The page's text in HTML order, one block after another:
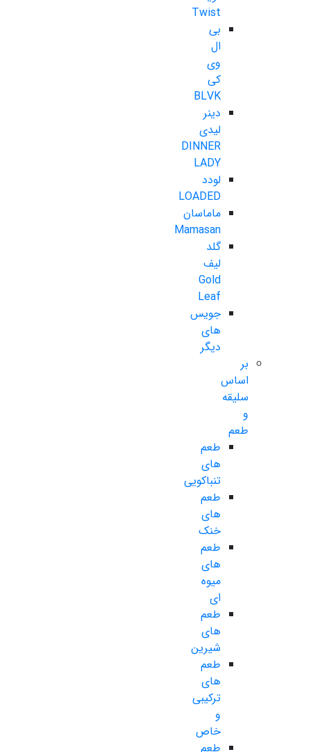
Twist
بی
ال
وی
کی
BLVK
دینر
لیدی
DINNER
LADY
لودد
LOADED
ماماسان
Mamasan
گلد
لیف
Gold
Leaf
جویس
های
دیگر
بر
اساس
سلیقه
و
طعم
طعم
های
تنباکویی
طعم
های
خنک
طعم
های
میوه
ای
طعم
های
شیرین
طعم
های
ترکیبی
و
خاص
طعم